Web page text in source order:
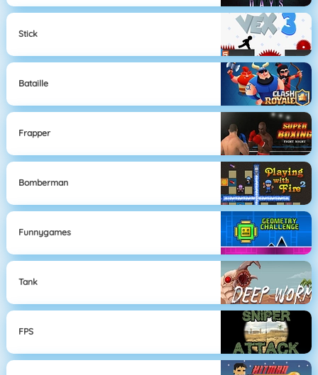
Stick
Bataille
Frapper
Bomberman
Funnygames
Tank
FPS